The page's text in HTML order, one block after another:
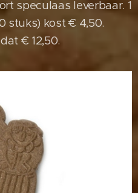
speculaas leverbaar. 1
stuks) kost € 4,50.
€ 12,50.